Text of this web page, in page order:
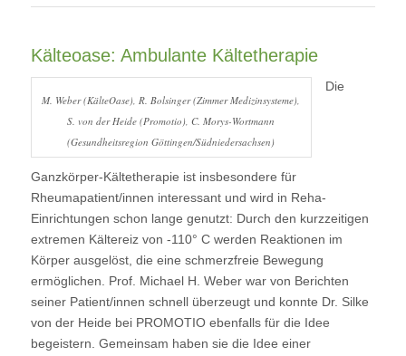
Kälteoase: Ambulante Kältetherapie
M. Weber (KälteOase), R. Bolsinger (Zimmer Medizinsysteme),
S. von der Heide (Promotio), C. Morys-Wortmann
(Gesundheitsregion Göttingen/Südniedersachsen)
Die
Ganzkörper-Kältetherapie ist insbesondere für
Rheumapatient/innen interessant und wird in Reha-
Einrichtungen schon lange genutzt: Durch den kurzzeitigen
extremen Kältereiz von -110° C werden Reaktionen im
Körper ausgelöst, die eine schmerzfreie Bewegung
ermöglichen. Prof. Michael H. Weber war von Berichten
seiner Patient/innen schnell überzeugt und konnte Dr. Silke
von der Heide bei PROMOTIOebenfalls für die Idee
begeistern. Gemeinsam haben sie die Idee einer